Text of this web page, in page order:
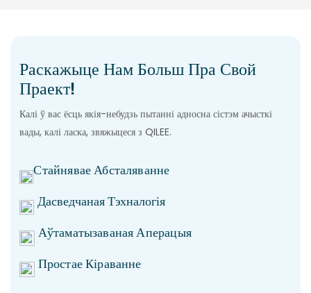
Раскажыце Нам Больш Пра Свой
Праект!
Калі ў вас ёсць якія-небудзь пытанні адносна сістэм ачысткі
вады, калі ласка, звяжыцеся з QILEE.
Стайнявае Абсталяванне
Дасведчаная Тэхналогія
Аўтаматызаваная Аперацыя
Простае Кіраванне